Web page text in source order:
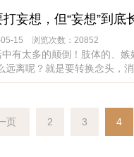
妄想，但“妄想”到底
05-15 浏览次数：20852
有太多的颠倒！肢体的、
远离呢？就是要转换念头，消
页 2 3 4